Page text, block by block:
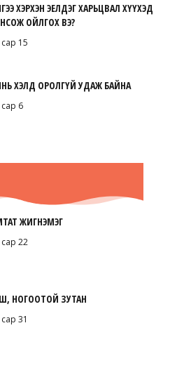
ХЭРХЭН ЭЕЛДЭГ ХАРЬЦВАЛ ХҮҮХЭД
ОЙЛГОХ ВЭ?
15
ХЭЛД ОРОЛГҮЙ УДАЖ БАЙНА
6
ЖИГНЭМЭГ
22
НОГООТОЙ ЗУТАН
31